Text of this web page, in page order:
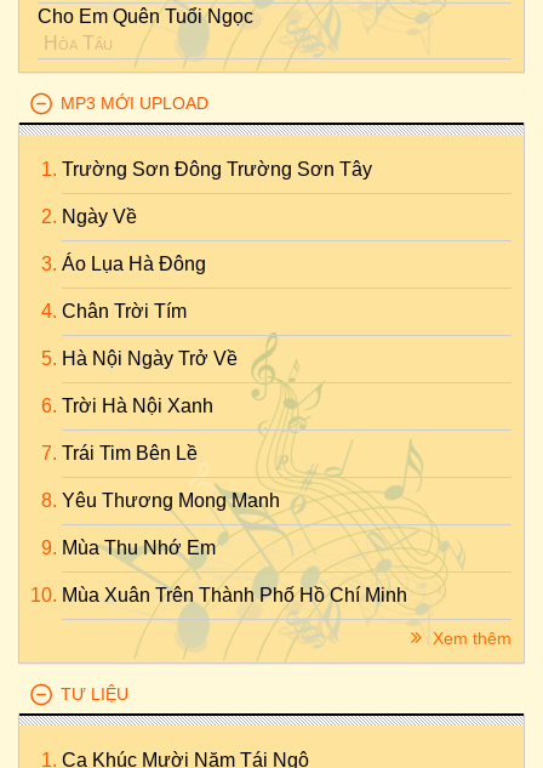
Cho Em Quên Tuổi Ngọc
Hòa Tấu
MP3 MỚI UPLOAD
Trường Sơn Đông Trường Sơn Tây
Ngày Về
Áo Lụa Hà Đông
Chân Trời Tím
Hà Nội Ngày Trở Về
Trời Hà Nội Xanh
Trái Tim Bên Lề
Yêu Thương Mong Manh
Mùa Thu Nhớ Em
Mùa Xuân Trên Thành Phố Hồ Chí Minh
Xem thêm
TƯ LIỆU
Ca Khúc Mười Năm Tái Ngộ